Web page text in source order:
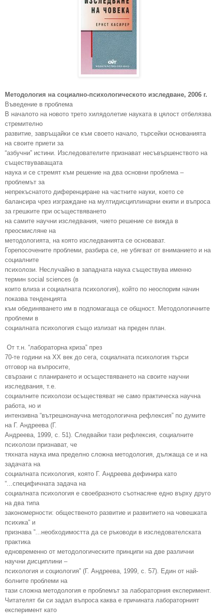
Методология на социално-психологическото изследване, 2006 г.
Въведение в проблема
В началото на новото трето хилядолетие науката в цялост отбелязва
стремително
развитие, завръщайки се към своето начало, търсейки основанията
на своите приети за
“азбучни” истини. Изследователите признават несъвършенството на
съществуваващата
наука и се стремят към решение на два основни проблема –
проблемът за
непрекъснатото диференциране на частните науки, което се
балансира чрез изграждане на мултидисциплинарни екипи и въпроса
за грешките при осъществяването
на самите научни изследвания, чието решение се вижда в
преосмисляне на
методологията, на която изследванията се основават.
Горепосочените проблеми, разбира се, не убягват от вниманието и на
социалните
психолози. Неслучайно в западната наука съществува именно
термин social sciences (в
които влиза и социалната психология), който по неоспорим начин
показва тенденцията
към обединяването им в подпомагаща се общност. Методологичните
проблеми в
социалната психология също излизат на преден план.
От т.н. “лабораторна криза” през
70-те години на XX век до сега, социалната психология търси
отговор на въпросите,
свързани с планирането и осъществяването на своите научни
изследвания, т.е.
социалните психолози осъществяват не само практическа научна
работа, но и
интензивна “вътрешнонаучна методологична рефлексия” по думите
на Г. Андреева (Г.
Андреева, 1999, с. 51). Следвайки тази рефлексия, социалните
психолози признават, че
тяхната наука има пределно сложна методология, дължаща се и на
задачата на
социалната психология, която Г. Андреева дефинира като
“...специфичната задача на
социалната психология е своебразното съотнасяне едно върху друго
на два типа
закономерности: общественото развитие и развитието на човешката
психика” и
признава ”...необходимостта да се ръководи в изследователската
практика
едновременно от методологическите принципи на две различни
научни дисциплини –
психология и социология” (Г. Андреева, 1999, с. 57). Един от най-
болните проблеми на
тази сложна методология е проблемът за лабораторния експеримент.
Читателят би си задал въпроса каква е причината лабораторният
експеримент като